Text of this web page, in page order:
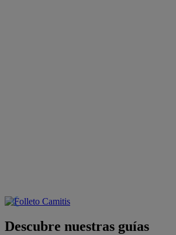
Descubre nuestras guías